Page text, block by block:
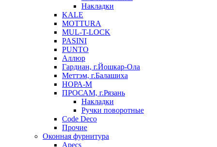
Накладки
KALE
MOTTURA
MUL-T-LOCK
PASINI
PUNTO
Аллюр
Гардиан, г.Йошкар-Ола
Меттэм, г.Балашиха
НОРА-М
ПРОСАМ, г.Рязань
Накладки
Ручки поворотные
Code Deco
Прочие
Оконная фурнитура
Apecs